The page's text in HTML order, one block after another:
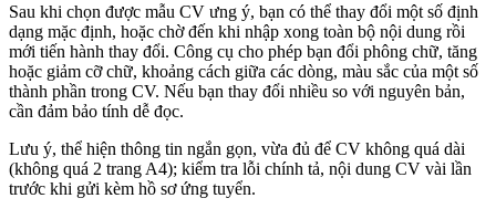
Sau khi chọn được mẫu CV ưng ý, bạn có thể thay đổi một số định
dạng mặc định, hoặc chờ đến khi nhập xong toàn bộ nội dung rồi
mới tiến hành thay đổi. Công cụ cho phép bạn đổi phông chữ, tăng
hoặc giảm cỡ chữ, khoảng cách giữa các dòng, màu sắc của một số
thành phần trong CV. Nếu bạn thay đổi nhiều so với nguyên bản,
cần đảm bảo tính dễ đọc.
Lưu ý, thể hiện thông tin ngắn gọn, vừa đủ để CV không quá dài
(không quá 2 trang A4); kiểm tra lỗi chính tả, nội dung CV vài lần
trước khi gửi kèm hồ sơ ứng tuyển.